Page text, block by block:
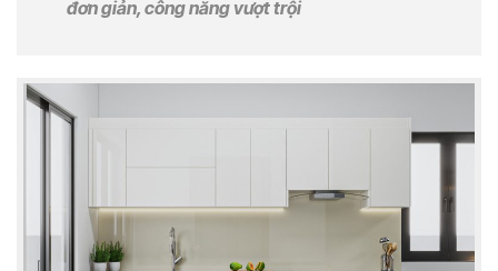
đơn giản, công năng vượt trội